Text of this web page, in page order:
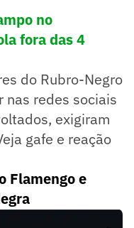
no
fora das 4
do Rubro-Negro
nas redes sociais
exigiram
gafe e reação
Flamengo e